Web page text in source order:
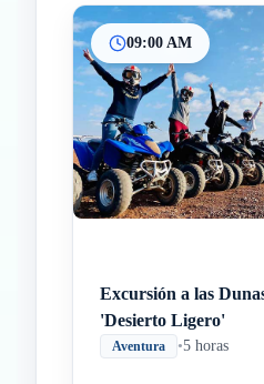
Inicio
09:00 AM
Excursión a las
'Desierto Ligero'
Aventura •5 horas